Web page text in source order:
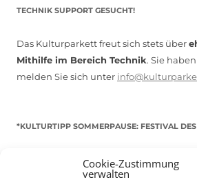
Cookie-Zustimmung
verwalten
TECHNIK SUPPORT GESUCHT!
Das Kulturparkett freut sich stets über
Mithilfe im Bereich Technik. Sie
melden Sie sich unter
*KULTURTIPP SOMMERPAUSE: FESTIVAL